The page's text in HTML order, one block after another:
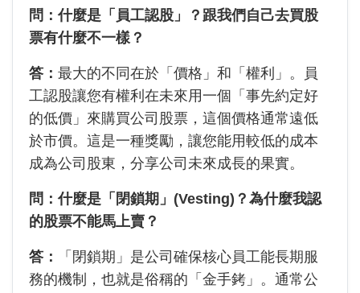
問：什麼是「員工認股」？跟我們自己去買股
票有什麼不一樣？
答： 最大的不同在於「價格」和「權利」。員
工認股讓您有權利在未來用一個「事先約定好
的低價」來購買公司股票，這個價格通常遠低
於市價。這是一種獎勵，讓您能用較低的成本
成為公司股東，分享公司未來成長的果實。
問：什麼是「閉鎖期」(Vesting)？為什麼我認
的股票不能馬上賣？
答：
「閉鎖期」是公司確保核心員工能長期服
務的機制，也就是俗稱的「金手銬」。通常公